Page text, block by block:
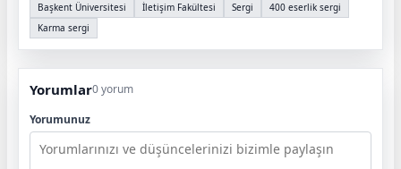
Başkent Üniversitesi İletişim Fakültesi Sergi
400 eserlik sergi
Karma sergi
Yorumlar0 yorum
Yorumunuz